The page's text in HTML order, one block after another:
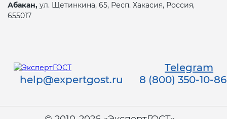
Абакан, ул. Щетинкина, 65, Респ. Хакасия, Россия,
655017
Telegram
help@expertgost.ru
8 (800) 350-10-86